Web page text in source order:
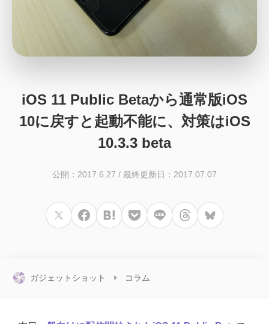
iOS 11 Public Betaから通常版iOS
10に戻すと起動不能に、対策はiOS
10.3.3 beta
公開：2017.6.27 / 最終更新日：2017.07.07
ガジェットショット コラム